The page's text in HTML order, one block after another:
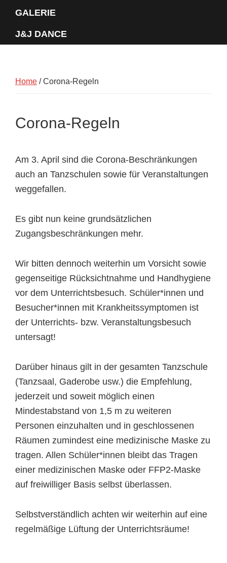
GALERIE
J&J DANCE
Home /Corona-Regeln
Corona-Regeln
Am 3. April sind die Corona-Beschränkungen
auch an Tanzschulen sowie für Veranstaltungen
weggefallen.
Es gibt nun keine grundsätzlichen
Zugangsbeschränkungen mehr.
Wir bitten dennoch weiterhin um Vorsicht sowie
gegenseitige Rücksichtnahme und Handhygiene
vor dem Unterrichtsbesuch. Schüler*innen und
Besucher*innen mit Krankheitssymptomen ist
der Unterrichts- bzw. Veranstaltungsbesuch
untersagt!
Darüber hinaus gilt in der gesamten Tanzschule
(Tanzsaal, Gaderobe usw.) die Empfehlung,
jederzeit und soweit möglich einen
Mindestabstand von 1,5 m zu weiteren
Personen einzuhalten und in geschlossenen
Räumen zumindest eine medizinische Maske zu
tragen. Allen Schüler*innen bleibt das Tragen
einer medizinischen Maske oder FFP2-Maske
auf freiwilliger Basis selbst überlassen.
Selbstverständlich achten wir weiterhin auf eine
regelmäßige Lüftung der Unterrichtsräume!